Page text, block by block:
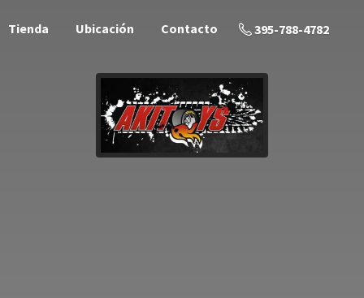
Tienda Ubicación Contacto 395-788-4782